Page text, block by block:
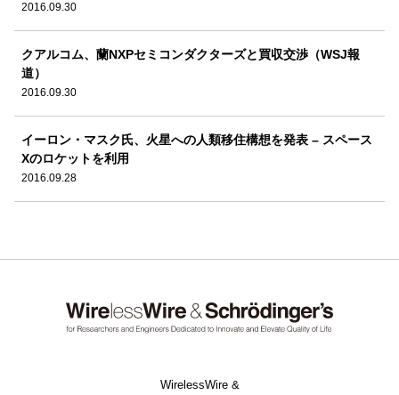
2016.09.30
クアルコム、蘭NXPセミコンダクターズと買収交渉（WSJ報
道）
2016.09.30
イーロン・マスク氏、火星への人類移住構想を発表 – スペース
Xのロケットを利用
2016.09.28
WirelessWire &